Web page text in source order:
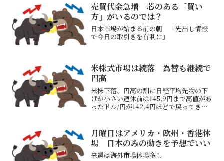
売買代金急増 芯のある「買い
方」がいるのでは？
日本市場が始まる前の朝 「先出し情報
で今日の取引きを有利に」
米株式市場は続落 為替も継続で
円高
米株下落、円高の割に日経平均先物の下
げが小さい連休前は145.9円まで高値があ
ったドル/円が142.4円ほどで戻ってきそ
中）そろそろ下げるのでは？と思ってし
まって少量...
月曜日はアメリカ・欧州・香港休
場 日本のみの動きを予想でいい
来週は海外市場休場多し